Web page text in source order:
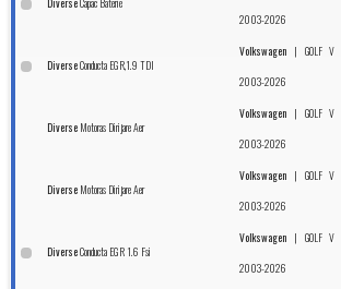
Diverse
2003-2026
DiverseConducta EGR,1.9 TDI
Volkswagen | GOLF V
2003-2026
Diverse Motoras Dirijare Aer
Volkswagen | GOLF V
2003-2026
Diverse Motoras Dirijare Aer
Volkswagen | GOLF V
2003-2026
DiverseConducta EGR 1.6 Fsi
Volkswagen | GOLF V
2003-2026